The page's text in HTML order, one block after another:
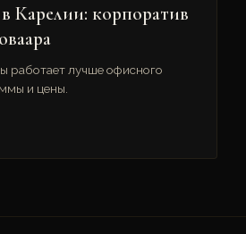
Карелии: корпоратив
работает лучше офисного
и цены.